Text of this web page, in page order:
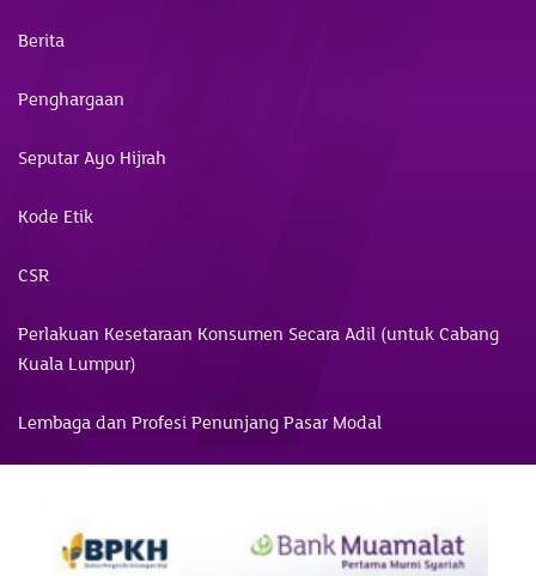
Berita
Penghargaan
Seputar Ayo Hijrah
Kode Etik
CSR
Perlakuan Kesetaraan Konsumen Secara Adil (untuk Cabang
Kuala Lumpur)
Lembaga dan Profesi Penunjang Pasar Modal